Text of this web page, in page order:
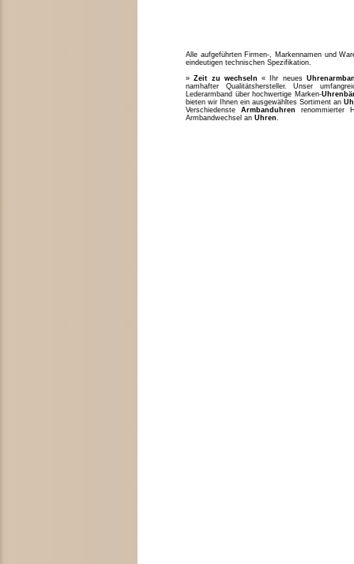
Alle aufgeführten Firmen-, Markennamen und
eindeutigen technischen Spezifikation.
»Zeit zu wechseln « Ihr neues
namhafter Qualitätshersteller. Unser
Lederarmband über hochwertige Marken-
bieten wir Ihnen ein ausgewähltes Sortiment an
Verschiedenste Armbanduhren renommierter
Armbandwechsel an Uhren.